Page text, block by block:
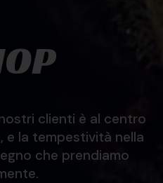
clienti è al centro
e la tempestività nella
che prendiamo